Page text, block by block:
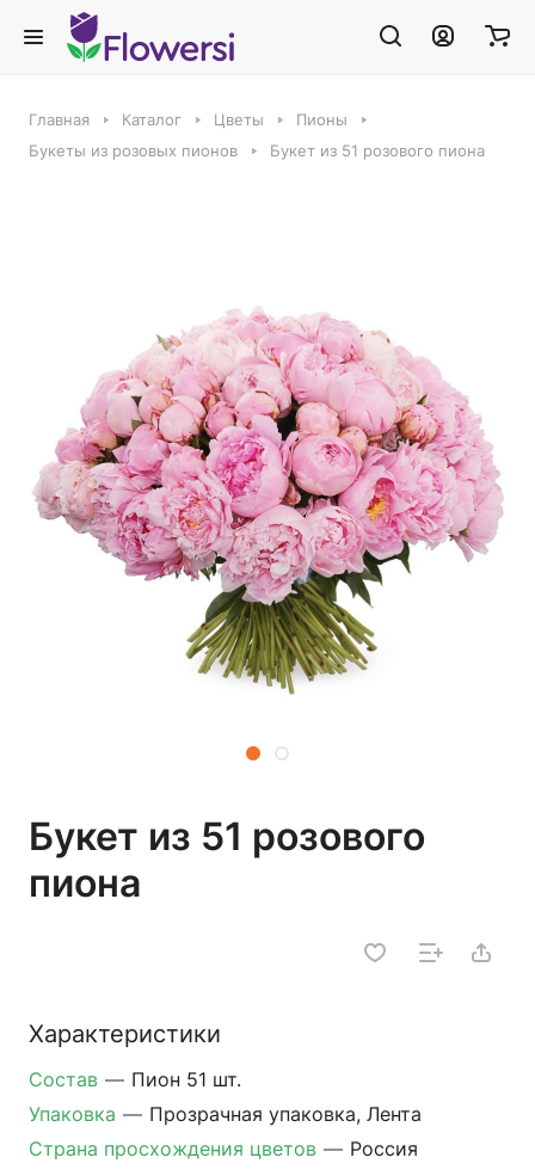
Главная Каталог Цветы
Пионы
Букеты из розовых пионов
Букет из 51 розового пиона
Букет из 51 розового
пиона
Характеристики
Состав — Пион 51 шт.
Упаковка — Прозрачная упаковка, Лента
Страна просхождения цветов — Россия